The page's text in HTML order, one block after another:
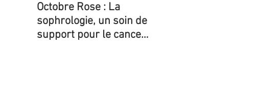
Octobre Rose : La
sophrologie, un soin de
support pour le cancer